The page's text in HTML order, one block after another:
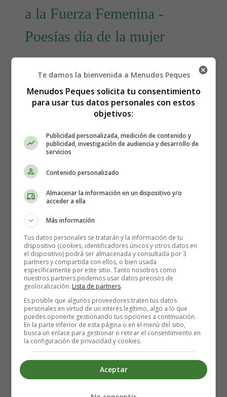
a la Fuerza Femenina -
Poesías día de la mujer
Detalles
Escrito por: Estefanía Morera
Categoría:Poesías sobre la Mujer
Última actualización: 06 Marzo 2023
mujer
Fuerza Femenina - Poesías día de la mujer
Te damos la bienvenida a Menudos Peques
Menudos Peques solicita tu consentimiento
para usar tus datos personales con estos
objetivos:
Publicidad personalizada, medición de contenido y
publicidad, investigación de audiencia y desarrollo de
servicios
Contenido personalizado
Almacenar la información en un dispositivo y/o
acceder a ella
Más información
Tus datos personales se tratarán y la información de tu
dispositivo (cookies, identificadores únicos y otros datos en
el dispositivo) podrá ser almacenada y consultada por 3
partners y compartida con ellos, o bien usada
específicamente por este sitio. Tanto nosotros como
nuestros partners podemos usar datos precisos de
geolocalización. Lista de partners.
Es posible que algunos proveedores traten tus datos
personales en virtud de un interés legítimo, algo a lo que
puedes oponerte gestionando tus opciones a continuación.
En la parte inferior de esta página o en el menú del sitio,
busca un enlace para gestionar o retirar el consentimiento en
la configuración de privacidad y cookies.
Aceptar